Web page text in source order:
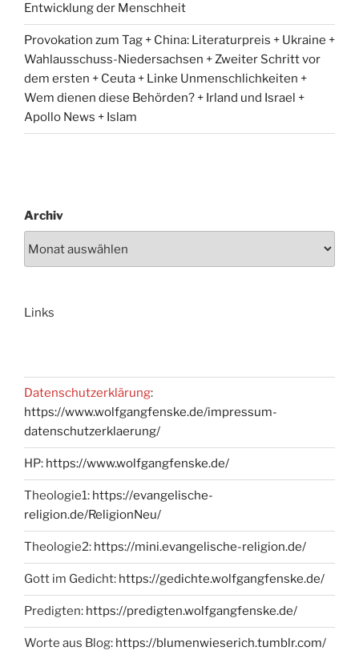
Entwicklung der Menschheit
Provokation zum Tag + China: Literaturpreis + Ukraine +
Wahlausschuss-Niedersachsen + Zweiter Schritt vor
dem ersten + Ceuta + Linke Unmenschlichkeiten +
Wem dienen diese Behörden? + Irland und Israel +
Apollo News + Islam
Archiv
Links
Datenschutzerklärung:
https://www.wolfgangfenske.de/impressum-
datenschutzerklaerung/
HP: https://www.wolfgangfenske.de/
Theologie1: https://evangelische-
religion.de/ReligionNeu/
Theologie2: https://mini.evangelische-religion.de/
Gott im Gedicht: https://gedichte.wolfgangfenske.de/
Predigten: https://predigten.wolfgangfenske.de/
Worte aus Blog: https://blumenwieserich.tumblr.com/